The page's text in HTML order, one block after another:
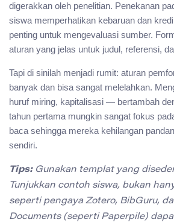
digerakkan oleh penelitian. Penekanan
siswa memperhatikan kebaruan dan
penting untuk mengevaluasi sumber.
aturan yang jelas untuk judul, referensi,
Tapi di sinilah menjadi rumit: aturan
banyak dan bisa sangat melelahkan.
huruf miring, kapitalisasi — bertambah
tahun pertama mungkin sangat fokus
baca sehingga mereka kehilangan
sendiri.
Tips:Gunakan templat yang
Tunjukkan contoh siswa, bukan
seperti pengaya Zotero, BibGuru,
Documents (seperti Paperpile)